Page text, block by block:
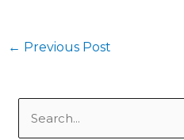
← Previous Post